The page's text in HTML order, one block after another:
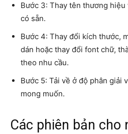
Bước 3: Thay tên thương hiệu
có sẵn.
Bước 4: Thay đổi kích thước,
dán hoặc thay đổi font chữ,
theo nhu cầu.
Bước 5: Tải về ở độ phân giải
mong muốn.
Các phiên bản cho